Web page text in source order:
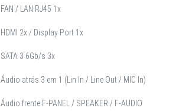
FAN / LAN RJ45 1x
HDMI 2x / Display Port 1x
SATA 3 6Gb/s 3x
Áudio atrás 3 em 1 (Lin In / Line Out / MIC In)
Áudio frente F-PANEL / SPEAKER / F-AUDIO